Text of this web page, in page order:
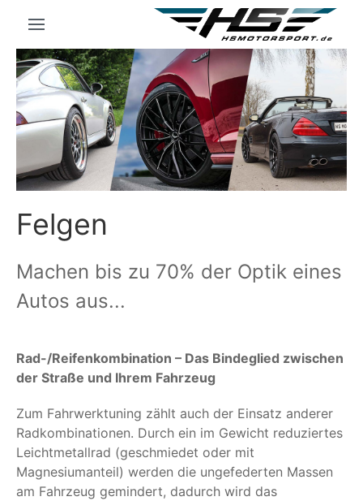
Felgen
Machen bis zu 70% der Optik eines
Autos aus...
Rad-/Reifenkombination – Das Bindeglied zwischen
der Straße und Ihrem Fahrzeug
Zum Fahrwerktuning zählt auch der Einsatz anderer
Radkombinationen. Durch ein im Gewicht reduziertes
Leichtmetallrad (geschmiedet oder mit
Magnesiumanteil) werden die ungefederten Massen
am Fahrzeug gemindert, dadurch wird das